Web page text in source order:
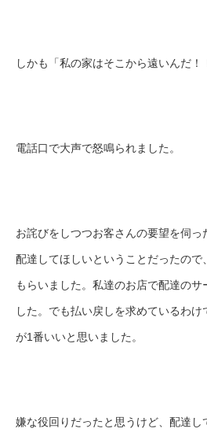
しかも「私の家はそこから遠いんだ！
電話口で大声で怒鳴られました。
お詫びをしつつお客さんの要望を伺っ
配達してほしいということだったので
もらいました。私達のお店で配達の
した。でも払い戻しを求めているわ
が1番いいと思いました。
嫌な役回りだったと思うけど、配達